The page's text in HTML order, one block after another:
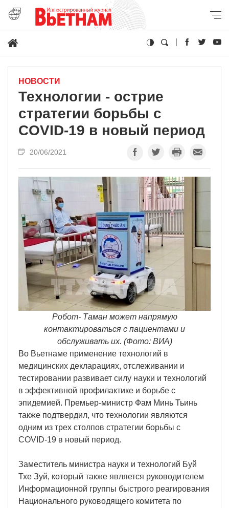
НОВОСТИ
Технологии - острие
стратегии борьбы с
COVID-19 в новый период
20/06/2021
Робот- Таман может напрямую
контактироваться с пациентами и
обслуживать их. (Фото: ВИА)
Во Вьетнаме применение технологий в
медицинских декларациях, отслеживании и
тестировании развивает силу науки и технологий
в эффективной профилактике и борьбе с
эпидемией. Премьер-министр Фам Минь Тьинь
также подтвердил, что технологии являются
одним из трех столпов стратегии борьбы с
COVID-19 в новый период.
Заместитель министра науки и технологий Буй
Тхе Зуй, который также является руководителем
Информационной группы быстрого реагирования
Национального руководящего комитета по